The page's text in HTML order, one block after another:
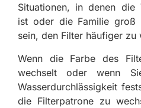
Situationen, in denen die
ist oder die Familie groß
sein, den Filter häufiger zu
Wenn die Farbe des
wechselt oder wenn
Wasserdurchlässigkeit
die Filterpatrone zu